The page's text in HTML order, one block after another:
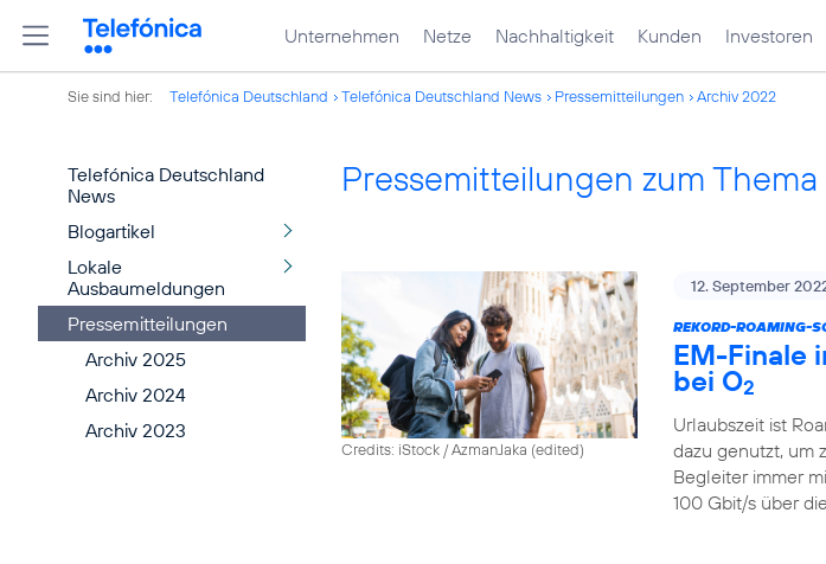
Unternehmen Netze Nachhaltigkeit Kunden Investoren
Sie sind hier: Telefónica Deutschland Telefónica Deutschland News Pressemitteilungen Archiv 2022
Telefónica Deutschland
News
Blogartikel
Lokale
Ausbaumeldungen
Pressemitteilungen
Archiv 2025
Archiv 2024
Archiv 2023
Pressemitteilungen zum
Credits: iStock / AzmanJaka (edited)
12. September
REKORD-ROAMING-
EM-Finale
bei O2
Urlaubszeit ist
dazu genutzt, um
Begleiter immer
100 Gbit/s über